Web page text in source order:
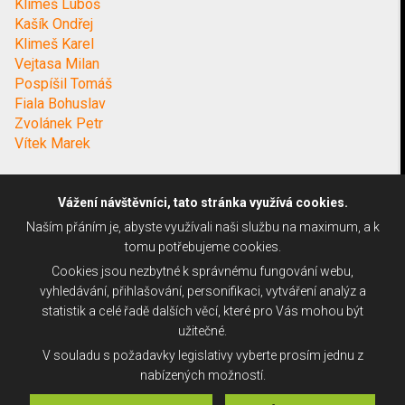
Klimeš Luboš
Kašík Ondřej
Klimeš Karel
Vejtasa Milan
Pospíšil Tomáš
Fiala Bohuslav
Zvolánek Petr
Vítek Marek
Vážení návštěvníci, tato stránka využívá cookies.
Naším přáním je, abyste využívali naši službu na maximum, a k
tomu potřebujeme cookies.
Cookies jsou nezbytné k správnému fungování webu,
vyhledávání, přihlašování, personifikaci, vytváření analýz a
statistik a celé řadě dalších věcí, které pro Vás mohou být
užitečné.
V souladu s požadavky legislativy vyberte prosím jednu z
nabízených možností.